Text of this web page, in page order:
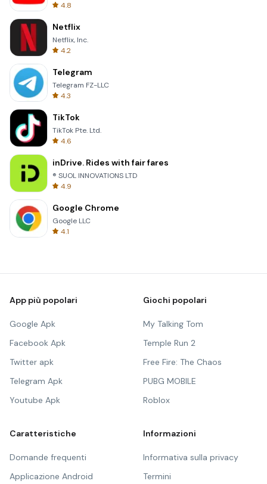
4.8
Netflix
Netflix, Inc.
4.2
Telegram
Telegram FZ-LLC
4.3
TikTok
TikTok Pte. Ltd.
4.6
inDrive. Rides with fair fares
® SUOL INNOVATIONS LTD
4.9
Google Chrome
Google LLC
4.1
App più popolari
Google Apk
Facebook Apk
Twitter apk
Telegram Apk
Youtube Apk
Giochi popolari
My Talking Tom
Temple Run 2
Free Fire: The Chaos
PUBG MOBILE
Roblox
Caratteristiche
Domande frequenti
Applicazione Android
Informazioni
Informativa sulla privacy
Termini